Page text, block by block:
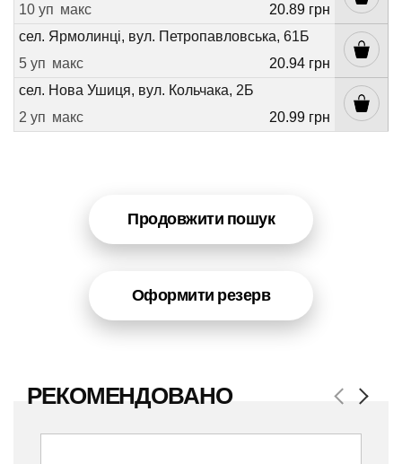
10 уп макс
20.89 грн
сел. Ярмолинці, вул. Петропавловська, 61Б
5 уп макс
20.94 грн
сел. Нова Ушиця, вул. Кольчака, 2Б
2 уп макс 20.99 грн
Продовжити пошук
Оформити резерв
РЕКОМЕНДОВАНО Previous
Next